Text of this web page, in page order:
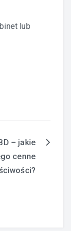
lub
– jakie
cenne